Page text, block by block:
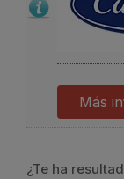
Más
¿Te ha